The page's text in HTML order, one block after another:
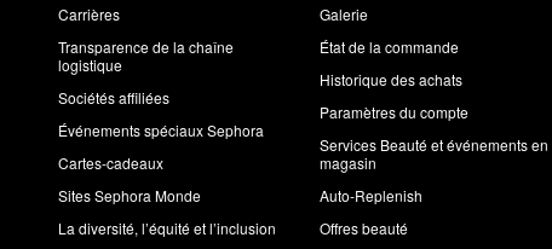
Carrières
Transparence de la chaîne
logistique
Sociétés affiliées
Événements spéciaux Sephora
Cartes-cadeaux
Sites Sephora Monde
La diversité, l’équité et l’inclusion
Galerie
État de la commande
Historique des achats
Paramètres du compte
Services Beauté et événements en
magasin
Auto-Replenish
Offres beauté